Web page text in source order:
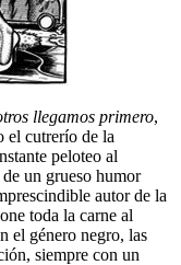
llegamos primero,
el cutrerío de la
peloteo al
un grueso humor
autor de la
toda la carne al
el género negro, las
siempre con un